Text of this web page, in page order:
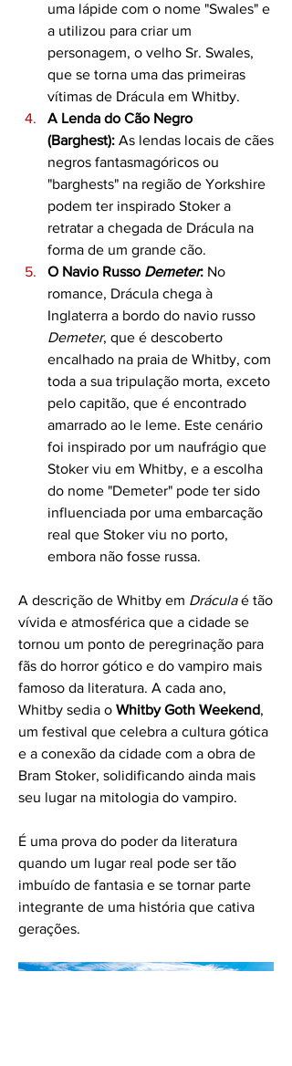
uma lápide com o nome "Swales" e
a utilizou para criar um
personagem, o velho Sr. Swales,
que se torna uma das primeiras
vítimas de Drácula em Whitby.
A Lenda do Cão Negro
(Barghest): As lendas locais de cães
negros fantasmagóricos ou
"barghests" na região de Yorkshire
podem ter inspirado Stoker a
retratar a chegada de Drácula na
forma de um grande cão.
O Navio Russo Demeter: No
romance, Drácula chega à
Demeter, que é descoberto
encalhado na praia de Whitby, com
toda a sua tripulação morta, exceto
pelo capitão, que é encontrado
amarrado ao le leme. Este cenário
foi inspirado por um naufrágio que
Stoker viu em Whitby, e a escolha
do nome "Demeter" pode ter sido
influenciada por uma embarcação
real que Stoker viu no porto,
embora não fosse russa.
A descrição de Whitby em Drácula é tão
vívida e atmosférica que a cidade se
tornou um ponto de peregrinação para
fãs do horror gótico e do vampiro mais
famoso da literatura. A cada ano,
Whitby sedia o Whitby Goth Weekend,
um festival que celebra a cultura gótica
e a conexão da cidade com a obra de
Bram Stoker, solidificando ainda mais
seu lugar na mitologia do vampiro.
É uma prova do poder da literatura
quando um lugar real pode ser tão
imbuído de fantasia e se tornar parte
integrante de uma história que cativa
gerações.